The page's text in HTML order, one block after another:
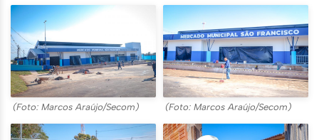
(Foto: Marcos Araújo/Secom) (Foto: Marcos Araújo/Secom)